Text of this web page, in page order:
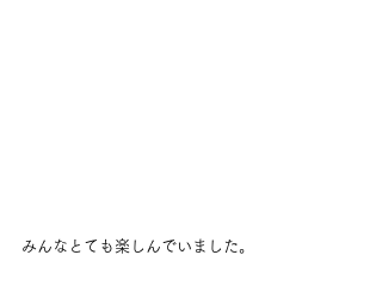
みんなとても楽しんでいました。